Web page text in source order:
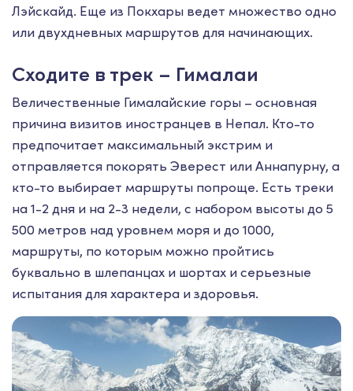
Лэйскайд. Еще из Покхары ведет множество одно
или двухдневных маршрутов для начинающих.
Сходите в трек – Гималаи
Величественные Гималайские горы – основная
причина визитов иностранцев в Непал. Кто-то
предпочитает максимальный экстрим и
отправляется покорять Эверест или Аннапурну, а
кто-то выбирает маршруты попроще. Есть треки
на 1-2 дня и на 2-3 недели, с набором высоты до 5
500 метров над уровнем моря и до 1000,
маршруты, по которым можно пройтись
буквально в шлепанцах и шортах и серьезные
испытания для характера и здоровья.